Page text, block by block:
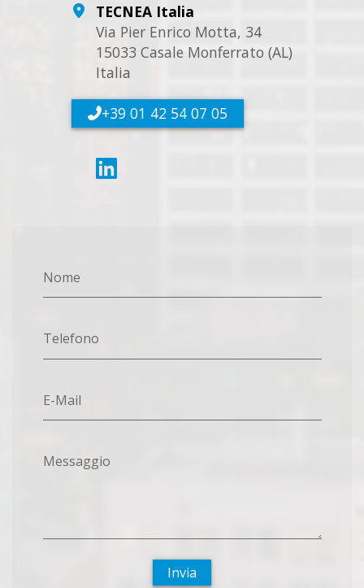
Nome
Telefono
E-Mail
Messaggio
Invia
TECNEA Italia
Via Pier Enrico Motta, 34
15033 Casale Monferrato (AL)
Italia
+39 01 42 54 07 05